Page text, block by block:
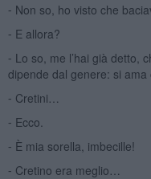
⁃ Non so, ho visto che
⁃ E allora?
⁃ Lo so, me l’hai già detto,
dipende dal genere: si ama
⁃ Cretini…
⁃ Ecco.
⁃ È mia sorella, imbecille!
⁃ Cretino era meglio…